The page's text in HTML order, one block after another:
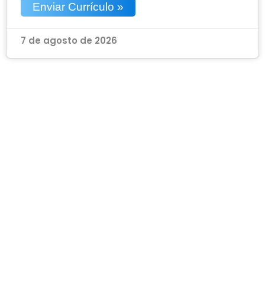
Enviar Currículo »
7 de agosto de 2026